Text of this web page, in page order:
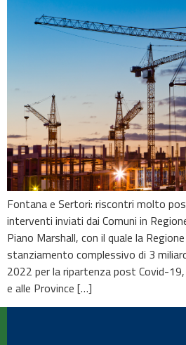
Fontana e Sertori: riscontri molto
interventi inviati dai Comuni in
Piano Marshall, con il quale la
stanziamento complessivo di 3
2022 per la ripartenza post Covid-
e alle Province […]